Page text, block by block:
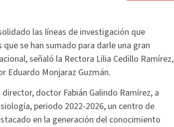
las líneas de investigación que
se han sumado para darle una gran
señaló la Rectora Lilia Cedillo Ramírez,
Eduardo Monjaraz Guzmán.
doctor Fabián Galindo Ramírez, a
periodo 2022-2026, un centro de
en la generación del conocimiento